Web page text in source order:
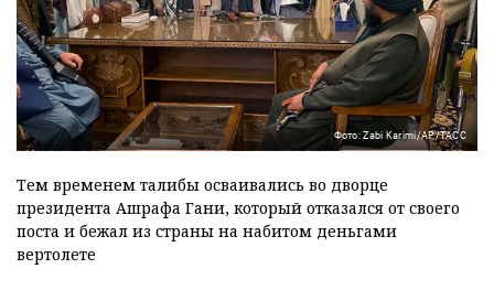
Фото: Zabi Karimi/АР/ТАСС
Тем временем талибы осваивались во дворце
президента Ашрафа Гани, который отказался от своего
поста и бежал из страны на набитом деньгами
вертолете